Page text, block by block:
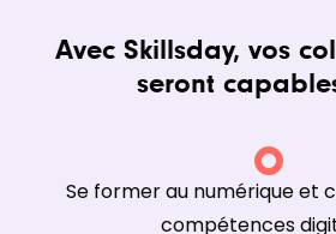
Avec Skillsday, vos
seront
Se former au numérique et
compétences